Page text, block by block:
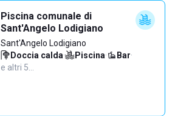
Piscina comunale di
Sant'Angelo Lodigiano
Sant'Angelo Lodigiano
Doccia calda· Piscina· Bar·
e altri 5…